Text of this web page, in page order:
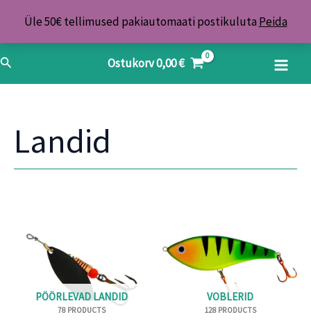
Üle 50€ tellimused pakiautomaati postikuluta Peida
content
Search Ostukorv0,00€
Landid
PÖÖRLEVAD LANDID
78 PRODUCTS
VOBLERID
128 PRODUCTS